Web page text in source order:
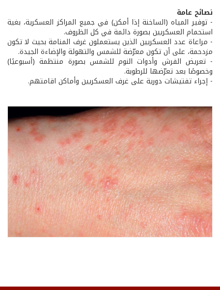
نصائح عامة
- توفير المياه (الساخنة إذا أمكن) في جميع المراكز العسكرية، بغية
استحمام العسكريين بصورة دائمة في كل الظروف.
- مراعاة عدد العسكريين الذين يستعملون غرف المنامة بحيث لا تكون
مزدحمة، على أن تكون معرّضة للشمس والتهوئة والإضاءة الجيدة.
- تعريض الفرش وأدوات النوم للشمس بصورة منتظمة (أسبوعيًا)
وخصوصًا بعد تعرّضها للرطوبة.
- إجراء تفتيشات دورية على غرف العسكريين وأماكن اقامتهم.